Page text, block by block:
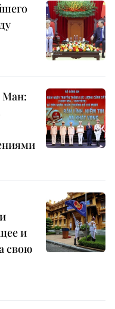
Ман:
и
свою